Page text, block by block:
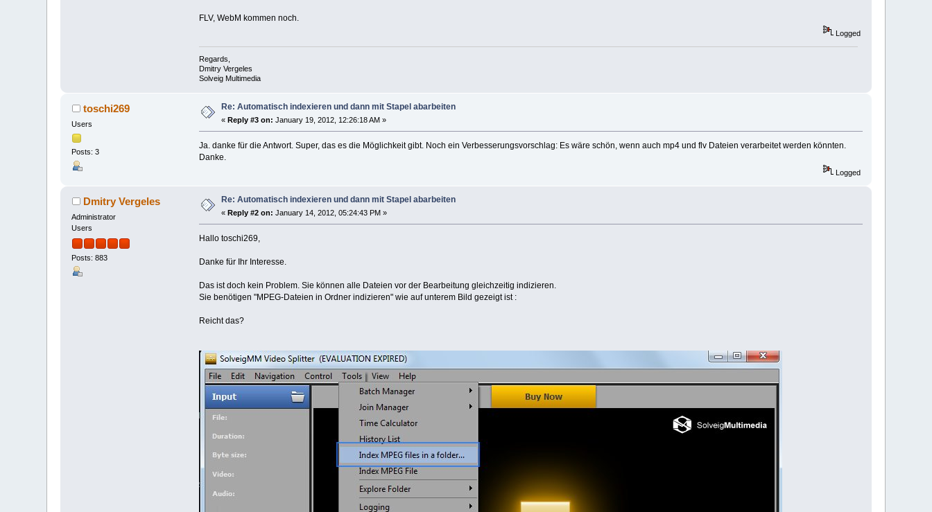
FLV, WebM kommen noch.
Logged
Regards,
Dmitry Vergeles
Solveig Multimedia
toschi269
Users
Posts: 3
Re: Automatisch indexieren und dann mit Stapel abarbeiten
« Reply #3 on: January 19, 2012, 12:26:18 AM »
Ja. danke für die Antwort. Super, das es die Möglichkeit gibt. Noch ein Verbesserungsvorschlag: Es wäre schön, wenn auch mp4 und flv Dateien verarbeitet werden könnten.
Danke.
Logged
Dmitry Vergeles
Administrator
Users
Posts: 883
Re: Automatisch indexieren und dann mit Stapel abarbeiten
« Reply #2 on: January 14, 2012, 05:24:43 PM »
Hallo toschi269,
Danke für Ihr Interesse.
Das ist doch kein Problem. Sie können alle Dateien vor der Bearbeitung gleichzeitig indizieren.
Sie benötigen "MPEG-Dateien in Ordner indizieren" wie auf unterem Bild gezeigt ist :
Reicht das?